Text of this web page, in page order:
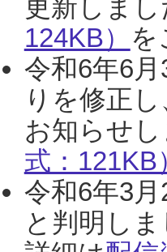
更新しま
124KB） を
令和6年6
りを修正
お知らせ
式：121KB
令和6年3
と判明し